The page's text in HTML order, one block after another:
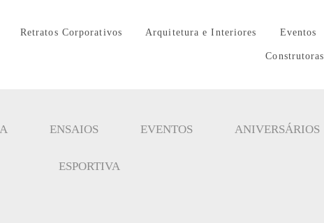
Retratos Corporativos Arquitetura e Interiores Eventos
Construtoras
ENSAIOS EVENTOS ANIVERSÁRIOS
ESPORTIVA